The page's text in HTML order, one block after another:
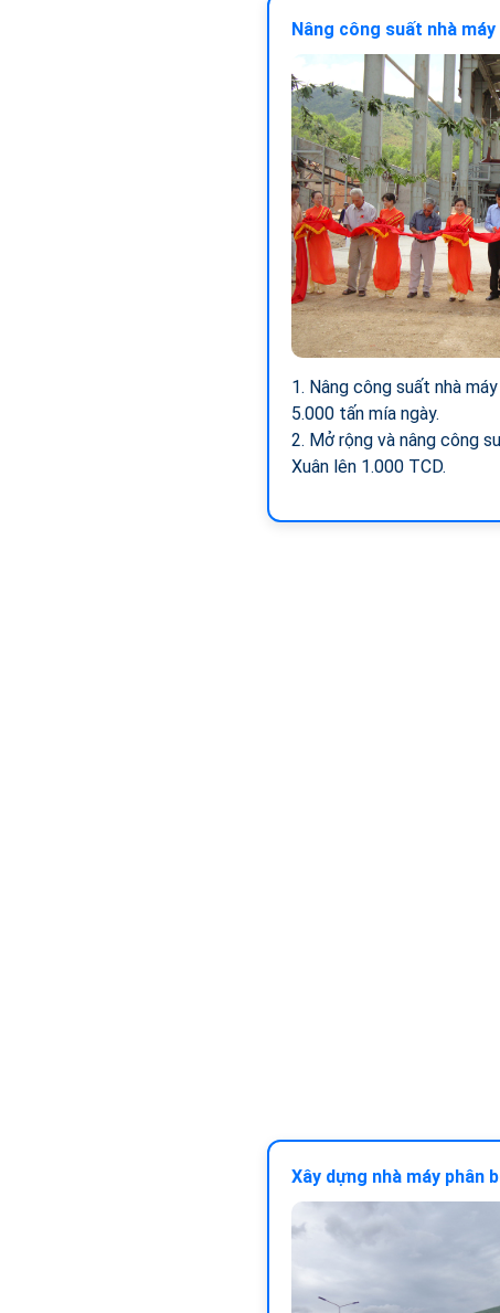
Nâng công suất nhà
1. Nâng công suất nhà
5.000 tấn mía ngày.
2. Mở rộng và nâng công
Xuân lên 1.000 TCD.
Xây dựng nhà máy phân